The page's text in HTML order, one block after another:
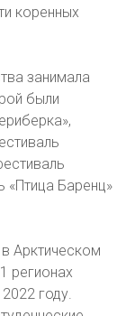
коренных
занимала
были
«Птица Баренц»
Арктическом
регионах
году.